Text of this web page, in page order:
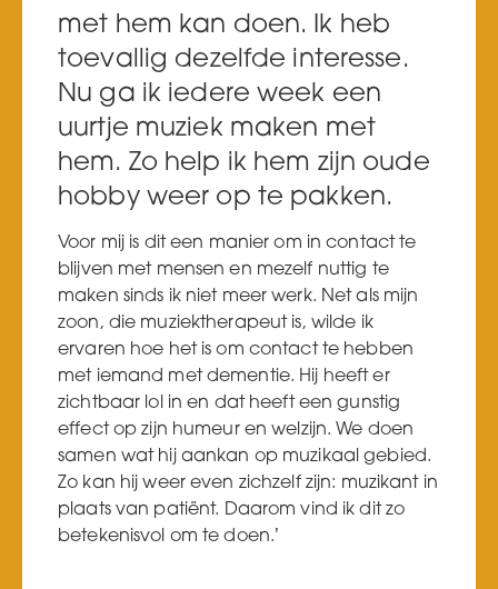
met hem kan doen. Ik heb
toevallig dezelfde interesse.
Nu ga ik iedere week een
uurtje muziek maken met
hem. Zo help ik hem zijn oude
hobby weer op te pakken.
Voor mij is dit een manier om in contact te
blijven met mensen en mezelf nuttig te
maken sinds ik niet meer werk. Net als mijn
zoon, die muziektherapeut is, wilde ik
ervaren hoe het is om contact te hebben
met iemand met dementie. Hij heeft er
zichtbaar lol in en dat heeft een gunstig
effect op zijn humeur en welzijn. We doen
samen wat hij aankan op muzikaal gebied.
Zo kan hij weer even zichzelf zijn: muzikant in
plaats van patiënt. Daarom vind ik dit zo
betekenisvol om te doen.’